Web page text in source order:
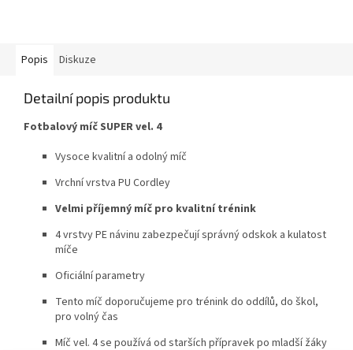
Popis Diskuze
Detailní popis produktu
Fotbalový míč SUPER vel. 4
Vysoce kvalitní a odolný míč
Vrchní vrstva PU Cordley
Velmi příjemný míč pro kvalitní trénink
4 vrstvy PE návinu zabezpečují správný odskok a kulatost
míče
Oficiální parametry
Tento míč doporučujeme pro trénink do oddílů, do škol,
pro volný čas
Míč vel. 4 se používá od starších přípravek po mladší žáky